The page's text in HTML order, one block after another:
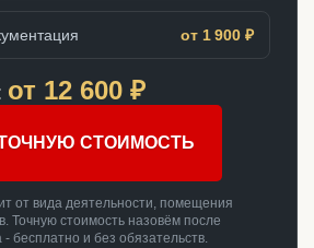
от 1 900 ₽
от 12 600 ₽
СТОИМОСТЬ
от вида деятельности, помещения
Точную стоимость назовём после
бесплатно и без обязательств.